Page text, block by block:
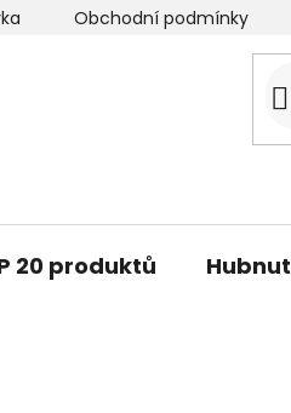
Obchodní podmínky
20 produktů